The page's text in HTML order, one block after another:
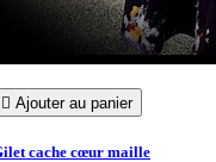
 Ajouter au panier
cache cœur maille